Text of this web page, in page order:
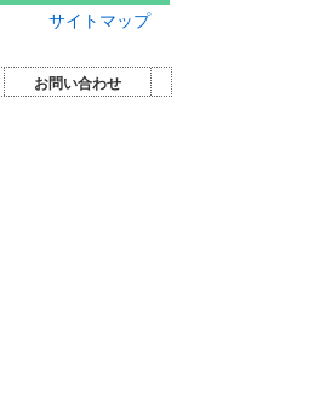
サイトマップ
お問い合わせ